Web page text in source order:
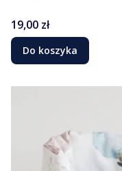
Cena
19,00 zł
Do koszyka